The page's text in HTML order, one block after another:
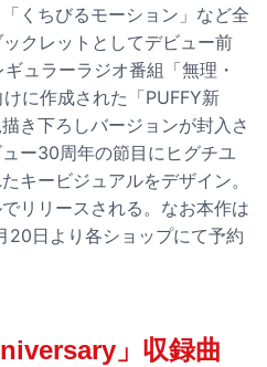
くちびるモーション」など全
クレットとしてデビュー前
ュラーラジオ番組「無理・
に作成された「PUFFY新
き下ろしバージョンが封入さ
ー30周年の節目にヒグチユ
キービジュアルをデザイン。
リリースされる。なお本作は
20日より各ショップにて予約
」収録曲